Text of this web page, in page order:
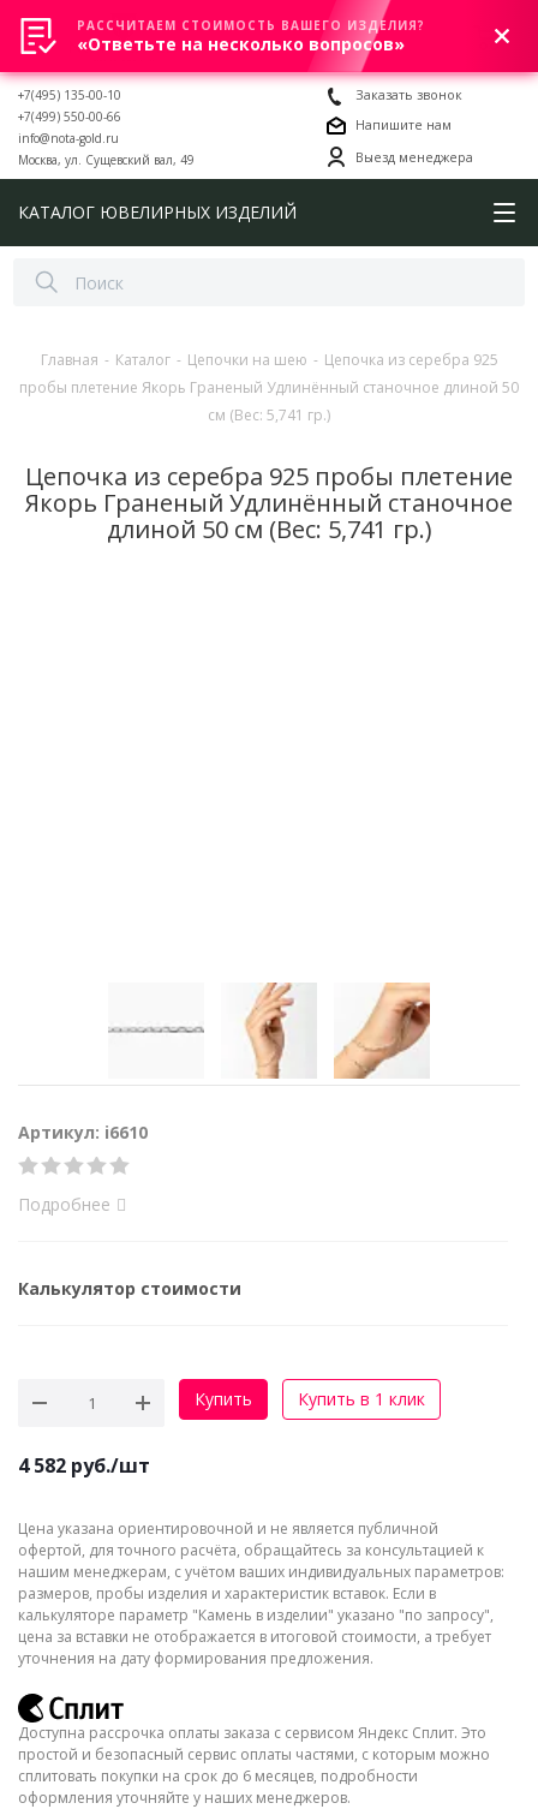
0
+7(495) 135-00-10
+7(499) 550-00-66
info@nota-gold.ru
Москва, ул. Сущевский вал, 49
Заказать звонок
Напишите нам
Выезд менеджера
КАТАЛОГ ЮВЕЛИРНЫХ ИЗДЕЛИЙ
Главная - Каталог - Цепочки на шею - Цепочка из серебра 925
пробы плетение Якорь Граненый Удлинённый станочное длиной 50
см (Вес: 5,741 гр.)
Цепочка из серебра 925 пробы плетение
Якорь Граненый Удлинённый станочное
длиной 50 см (Вес: 5,741 гр.)
Артикул: i6610
Подробнее
Калькулятор стоимости
Купить Купить в 1 клик
4 582 руб./шт
Цена указана ориентировочной и не является публичной
офертой, для точного расчёта, обращайтесь за консультацией к
нашим менеджерам, с учётом ваших индивидуальных параметров:
размеров, пробы изделия и характеристик вставок. Если в
калькуляторе параметр "Камень в изделии" указано "по запросу",
цена за вставки не отображается в итоговой стоимости, а требует
уточнения на дату формирования предложения.
Доступна рассрочка оплаты заказа с сервисом Яндекс Сплит. Это
простой и безопасный сервис оплаты частями, с которым можно
сплитовать покупки на срок до 6 месяцев, подробности
оформления уточняйте у наших менеджеров.
РАССЧИТАЕМ СТОИМОСТЬ ВАШЕГО ИЗДЕЛИЯ?
«Ответьте на несколько вопросов»